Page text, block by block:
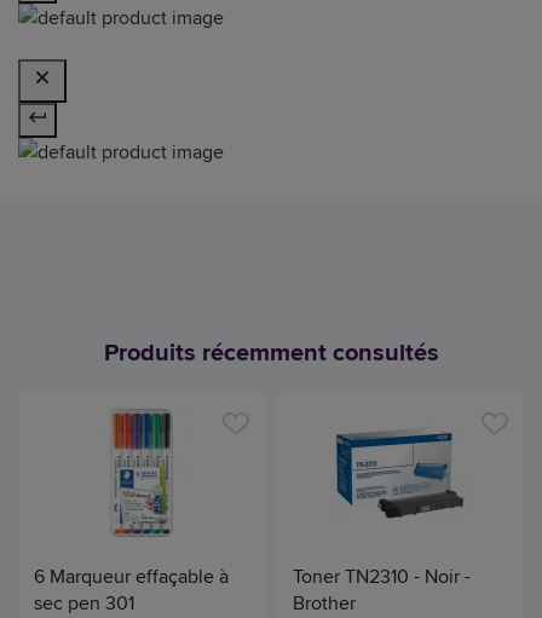
Produits récemment consultés
6 Marqueur effaçable à
sec pen 301
Toner TN2310 - Noir -
Brother